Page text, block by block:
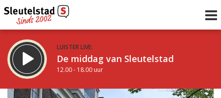
LUISTER LIVE:
De middag van Sleutelstad
12.00 - 18.00 uur
STRAKS: